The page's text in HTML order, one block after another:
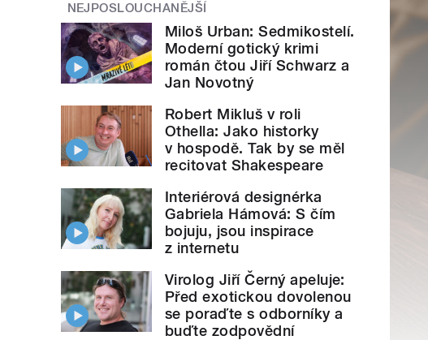
NEJPOSLOUCHANĚJŠÍ
Miloš Urban: Sedmikostelí.
Moderní gotický krimi
román čtou Jiří Schwarz a
Jan Novotný
Robert Mikluš v roli
Othella: Jako historky
v hospodě. Tak by se měl
recitovat Shakespeare
Interiérová designérka
Gabriela Hámová: S čím
bojuju, jsou inspirace
z internetu
Virolog Jiří Černý apeluje:
Před exotickou dovolenou
se poraďte s odborníky a
buďte zodpovědní